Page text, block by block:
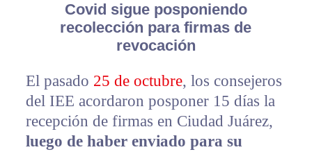
Covid sigue posponiendo
recolección para firmas de
revocación
El pasado 25 de octubre, los consejeros
del IEE acordaron posponer 15 días la
recepción de firmas en Ciudad Juárez,
luego de haber enviado para su